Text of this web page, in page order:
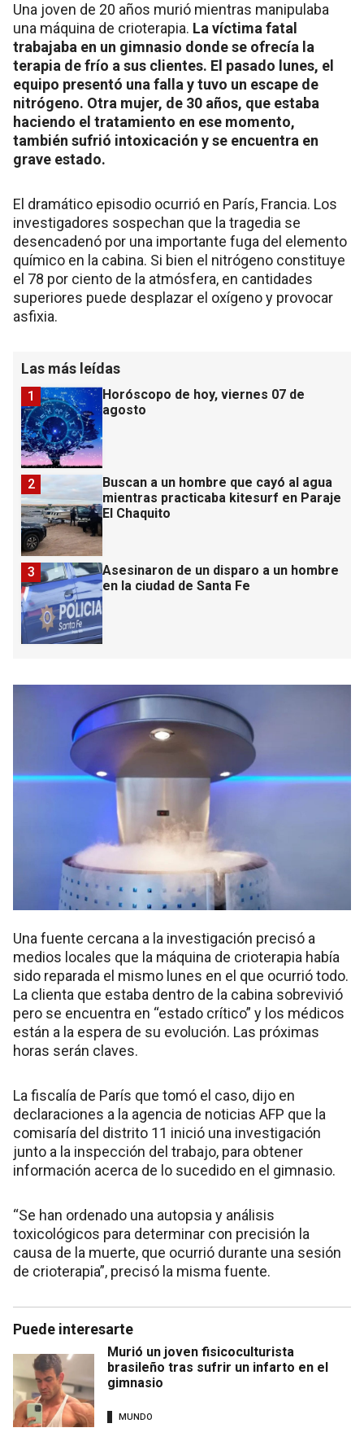
Una joven de 20 años murió mientras manipulaba
una máquina de crioterapia. La víctima fatal
trabajaba en un gimnasio donde se ofrecía la
terapia de frío a sus clientes. El pasado lunes, el
equipo presentó una falla y tuvo un escape de
nitrógeno. Otra mujer, de 30 años, que estaba
haciendo el tratamiento en ese momento,
también sufrió intoxicación y se encuentra en
grave estado.
El dramático episodio ocurrió en París, Francia. Los
investigadores sospechan que la tragedia se
desencadenó por una importante fuga del elemento
químico en la cabina. Si bien el nitrógeno constituye
el 78 por ciento de la atmósfera, en cantidades
superiores puede desplazar el oxígeno y provocar
asfixia.
Las más leídas
Horóscopo de hoy, viernes 07 de
agosto
1
Buscan a un hombre que cayó al agua
mientras practicaba kitesurf en Paraje
El Chaquito
2
Asesinaron de un disparo a un hombre
en la ciudad de Santa Fe
3
Una fuente cercana a la investigación precisó a
medios locales que la máquina de crioterapia había
sido reparada el mismo lunes en el que ocurrió todo.
La clienta que estaba dentro de la cabina sobrevivió
pero se encuentra en “estado crítico” y los médicos
están a la espera de su evolución. Las próximas
horas serán claves.
La fiscalía de París que tomó el caso, dijo en
declaraciones a la agencia de noticias AFP que la
comisaría del distrito 11 inició una investigación
junto a la inspección del trabajo, para obtener
información acerca de lo sucedido en el gimnasio.
“Se han ordenado una autopsia y análisis
toxicológicos para determinar con precisión la
causa de la muerte, que ocurrió durante una sesión
de crioterapia”, precisó la misma fuente.
Puede interesarte
Murió un joven fisicoculturista
brasileño tras sufrir un infarto en el
gimnasio
MUNDO